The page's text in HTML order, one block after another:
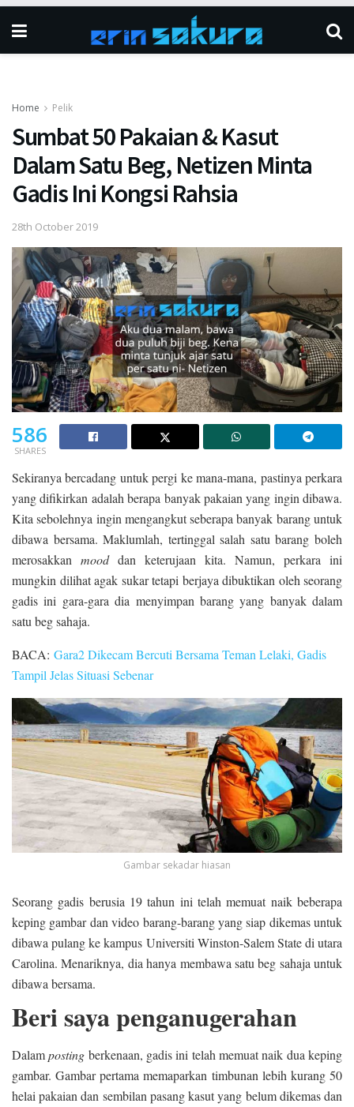
Home Pelik
Sumbat 50 Pakaian & Kasut
Dalam Satu Beg, Netizen Minta
Gadis Ini Kongsi Rahsia
28th October 2019
586
SHARES
Sekiranya bercadang untuk pergi ke mana-mana, pastinya perkara
yang difikirkan adalah berapa banyak pakaian yang ingin dibawa.
Kita sebolehnya ingin mengangkut seberapa banyak barang untuk
dibawa bersama. Maklumlah, tertinggal salah satu barang boleh
merosakkan mooddan keterujaan kita. Namun, perkara ini
mungkin dilihat agak sukar tetapi berjaya dibuktikan oleh seorang
gadis ini gara-gara dia menyimpan barang yang banyak dalam
satu beg sahaja.
BACA: Gara2 Dikecam Bercuti Bersama Teman Lelaki, Gadis
Tampil Jelas Situasi Sebenar
Gambar sekadar hiasan
Seorang gadis berusia 19 tahun ini telah memuat naik beberapa
keping gambar dan video barang-barang yang siap dikemas untuk
dibawa pulang ke kampus Universiti Winston-Salem State di utara
Carolina. Menariknya, dia hanya membawa satu beg sahaja untuk
dibawa bersama.
Beri saya penganugerahan
Dalamposting berkenaan, gadis ini telah memuat naik dua keping
gambar. Gambar pertama memaparkan timbunan lebih kurang 50
helai pakaian dan sembilan pasang kasut yang belum dikemas dan